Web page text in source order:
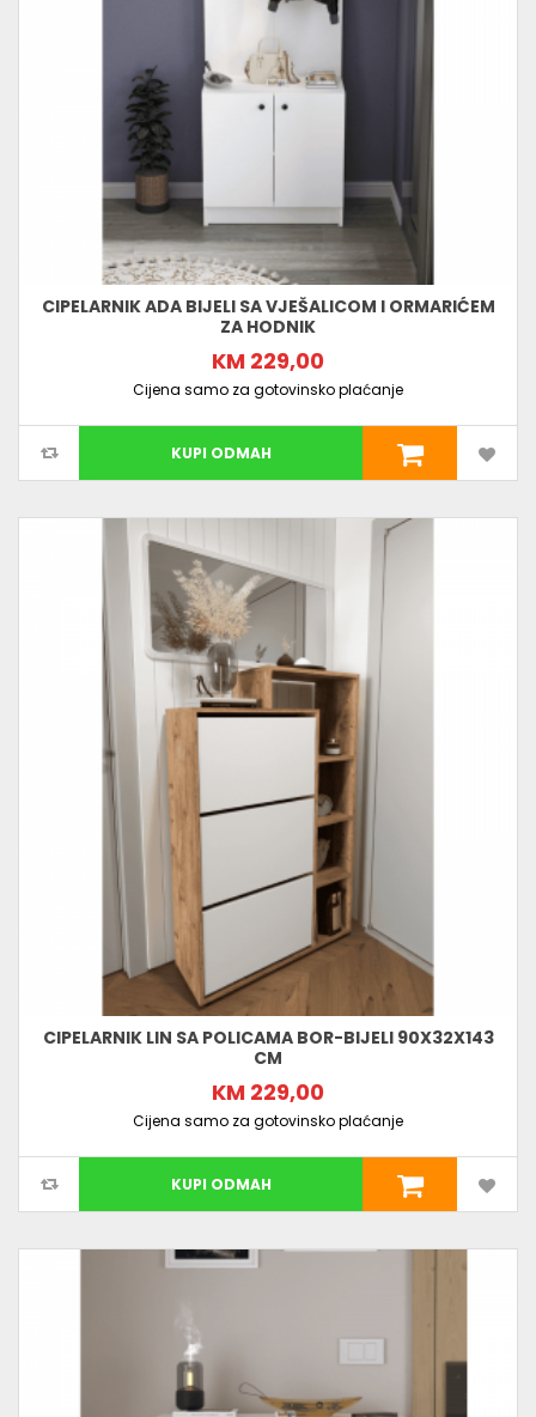
CIPELARNIK ADA BIJELI SA VJEŠALICOM I ORMARIĆEM
ZA HODNIK
KM 229,00
Cijena samo za gotovinsko plaćanje
KUPI ODMAH
CIPELARNIK LIN SA POLICAMA BOR-BIJELI 90X32X143
CM
KM 229,00
Cijena samo za gotovinsko plaćanje
KUPI ODMAH